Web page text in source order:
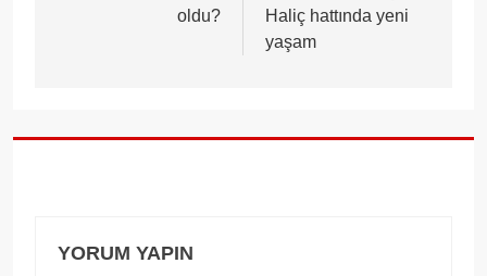
oldu?
Haliç hattında yeni
yaşam
YORUM YAPIN